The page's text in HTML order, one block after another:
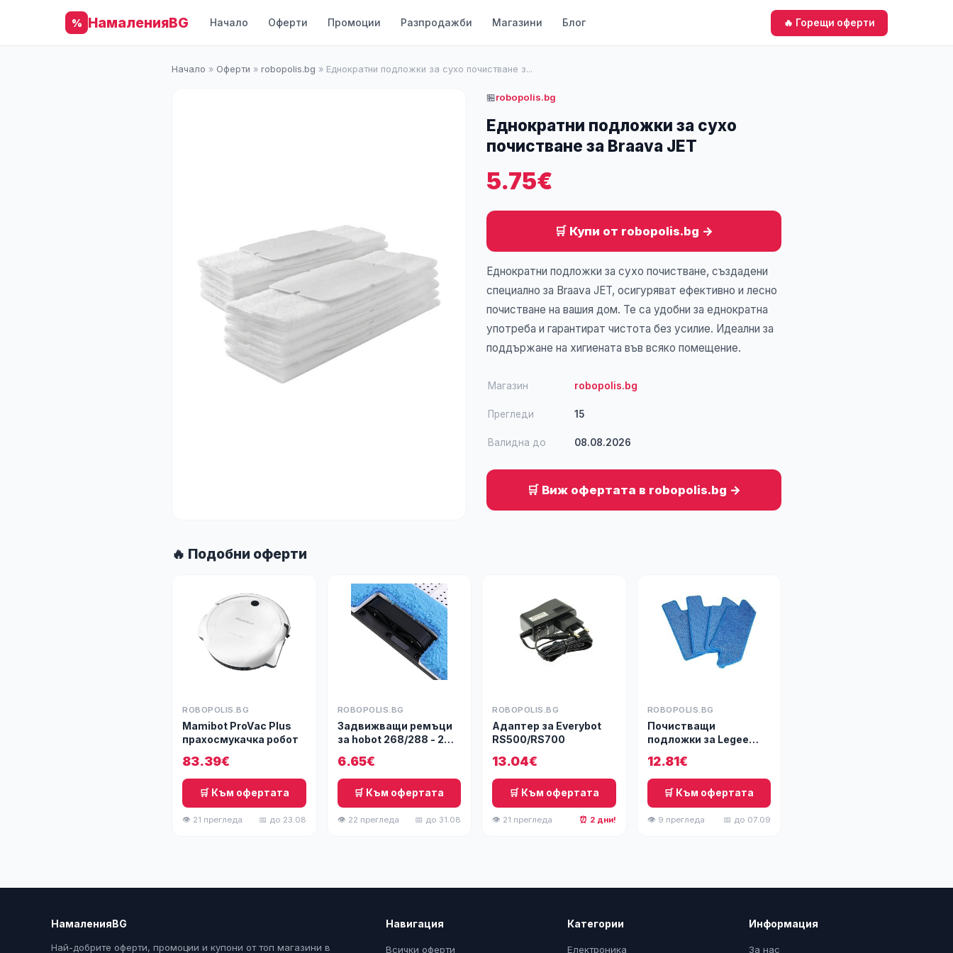
% НамаленияBG Начало Оферти Промоции Разпродажби Магазини Блог 🔥 Горещи оферти
Начало » Оферти » robopolis.bg » Еднократни подложки за сухо почистване з...
🏪robopolis.bg
Еднократни подложки за сухо
почистване за Braava JET
5.75€
🛒 Купи от robopolis.bg →
Еднократни подложки за сухо почистване, създадени
специално за Braava JET, осигуряват ефективно и лесно
почистване на вашия дом. Те са удобни за еднократна
употреба и гарантират чистота без усилие. Идеални за
поддържане на хигиената във всяко помещение.
Магазин robopolis.bg
Прегледи 15
Валидна до 08.08.2026
🛒 Виж офертата в robopolis.bg →
🔥 Подобни оферти
ROBOPOLIS.BG
Mamibot ProVac Plus
прахосмукачка робот
83.39€
🛒 Към офертата
👁 21 прегледа 📅 до 23.08
ROBOPOLIS.BG
Задвижващи ремъци
за hobot 268/288 - 2
6.65€
🛒 Към офертата
👁 22 прегледа 📅 до 31.08
ROBOPOLIS.BG
Адаптер за Everybot
RS500/RS700
13.04€
🛒 Към офертата
👁 21 прегледа ⏰ 2 дни!
ROBOPOLIS.BG
Почистващи
подложки за Legee
12.81€
🛒 Към офертата
👁 9 прегледа 📅 до 07.09
НамаленияBG
Най-добрите оферти, промоции и купони от топ магазини в
Навигация
Всички оферти
Категории
Електроника
Информация
За нас